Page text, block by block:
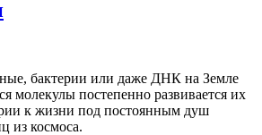
бактерии или даже ДНК на Земле
молекулы постепенно развивается их
к жизни под постоянным душ
из космоса.